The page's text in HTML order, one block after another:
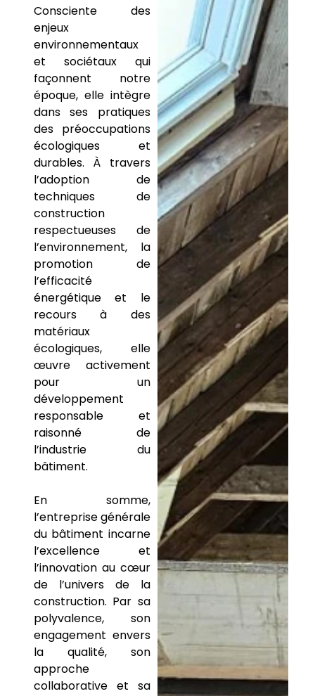
Consciente des
enjeux
environnementaux
et sociétaux qui
façonnent notre
époque, elle intègre
dans ses pratiques
des préoccupations
écologiques et
durables. À travers
l’adoption de
techniques de
construction
respectueuses de
l’environnement, la
promotion de
l’efficacité
énergétique et le
recours à des
matériaux
écologiques, elle
œuvre activement
pour un
développement
responsable et
raisonné de
l’industrie du
bâtiment.
En somme,
l’entreprise générale
du bâtiment incarne
l’excellence et
l’innovation au cœur
de l’univers de la
construction. Par sa
polyvalence, son
engagement envers
la qualité, son
approche
collaborative et sa